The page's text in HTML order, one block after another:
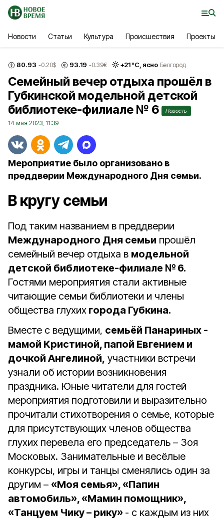
Новости Статьи Культура Происшествия Проекты
80.93 -0.20$ 93.19 -0.39€ +21°С, ясно Белгород
Семейный вечер отдыха прошёл в
Губкинской модельной детской
библиотеке-филиале № 6
Новость
14 мая 2023, 11:39
Мероприятие было организовано в
преддверии Международного Дня семьи.
В кругу семьи
Под таким названием в преддверии
Международного Дня семьи прошёл
семейный вечер отдыха в модельной
детской библиотеке-филиале № 6.
Гостями мероприятия стали активные
читающие семьи библиотеки и члены
общества глухих города Губкина.
Вместе с ведущими, семьёй Панариных -
мамой Кристиной, папой Евгением и
дочкой Ангелиной, участники встречи
узнали об истории возникновения
праздника. Юные читатели для гостей
мероприятия подготовили и выразительно
прочитали стихотворения о семье, которые
для присутствующих членов общества
глухих перевела его председатель – Зоя
Московых. Занимательные и весёлые
конкурсы, игры и танцы сменялись один за
другим – «Моя семья», «Папин
автомобиль», «Мамин помощник»,
«Танцуем Чику – рику» - с каждым из них